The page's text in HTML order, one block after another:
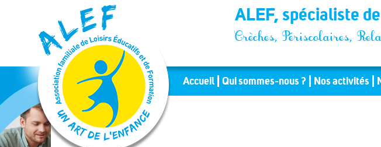
Panneau de gestion des cookies ALEF, spécialiste
Crèches, Périscolaires,
Accueil Qui sommes-nous ? Nos activités